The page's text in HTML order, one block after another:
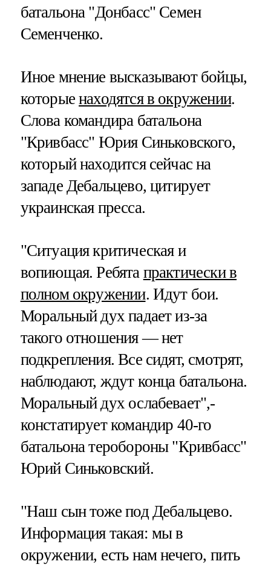
батальона "Донбасс" Семен
Семенченко.
Иное мнение высказывают бойцы,
которыенаходятся в окружении.
Слова командира батальона
"Кривбасс" Юрия Синьковского,
который находится сейчас на
западе Дебальцево, цитирует
украинская пресса.
"Ситуация критическая и
вопиющая. Ребята практически в
полном окружении. Идут бои.
Моральный дух падает из-за
такого отношения — нет
подкрепления. Все сидят, смотрят,
наблюдают, ждут конца батальона.
Моральный дух ослабевает",-
констатирует командир 40-го
батальона теробороны "Кривбасс"
Юрий Синьковский.
"Наш сын тоже под Дебальцево.
Информация такая: мы в
окружении, есть нам нечего, пить